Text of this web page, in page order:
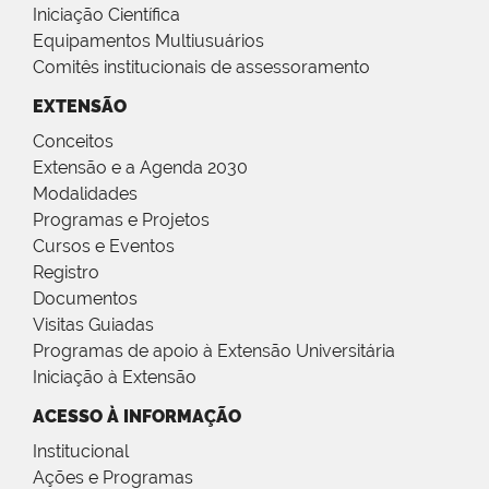
Iniciação Científica
Equipamentos Multiusuários
Comitês institucionais de assessoramento
EXTENSÃO
Conceitos
Extensão e a Agenda 2030
Modalidades
Programas e Projetos
Cursos e Eventos
Registro
Documentos
Visitas Guiadas
Programas de apoio à Extensão Universitária
Iniciação à Extensão
ACESSO À INFORMAÇÃO
Institucional
Ações e Programas